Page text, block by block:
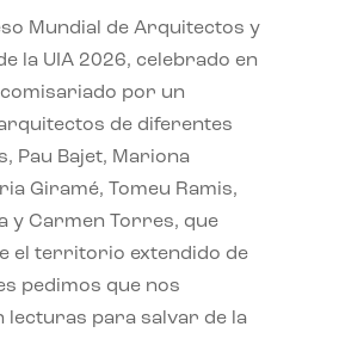
Mundial de Arquitectos y
la UIA 2026, celebrado en
por un
de diferentes
Pau Bajet, Mariona
Giramé, Tomeu Ramis,
y Carmen Torres, que
el territorio extendido de
pedimos que nos
lecturas para salvar de la